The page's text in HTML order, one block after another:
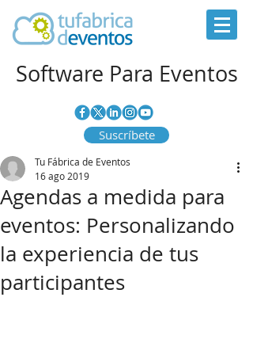
Software Para Eventos
Suscríbete
Agendas a medida para
eventos: Personalizando
la experiencia de tus
participantes
Tu Fábrica de Eventos
16 ago 2019